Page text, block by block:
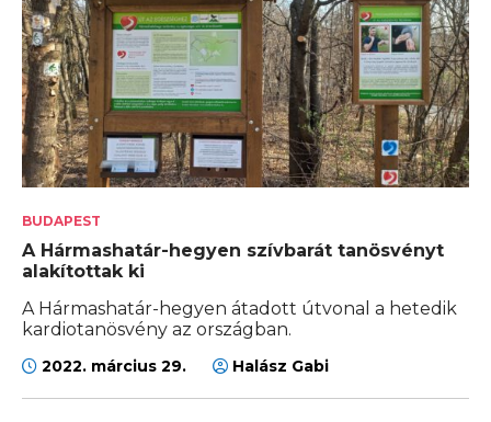
BUDAPEST
A Hármashatár-hegyen szívbarát tanösvényt
alakítottak ki
A Hármashatár-hegyen átadott útvonal a hetedik
kardiotanösvény az országban.
2022. március 29. Halász Gabi